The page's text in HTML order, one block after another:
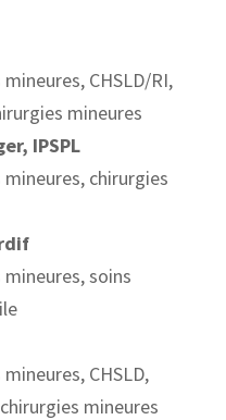
CHSLD/RI,
mineures
IPSPL
chirurgies
soins
CHSLD,
mineures